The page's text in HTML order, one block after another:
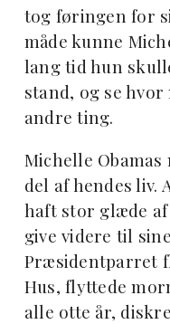
tog føringen for
måde kunne
lang tid hun
stand, og se
andre ting.
Michelle
del af hendes liv.
haft stor glæde
give videre til
Præsidentparret
Hus, flyttede
alle otte år,